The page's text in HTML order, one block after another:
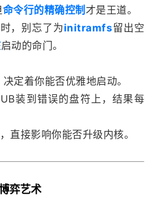
命令行的精确控制 才是王道。
，别忘了为initramfs留出空
启动的命门。
定着你能否优雅地启动。
装到错误的盘符上，结果每
直接影响你能否升级内核。
弈艺术